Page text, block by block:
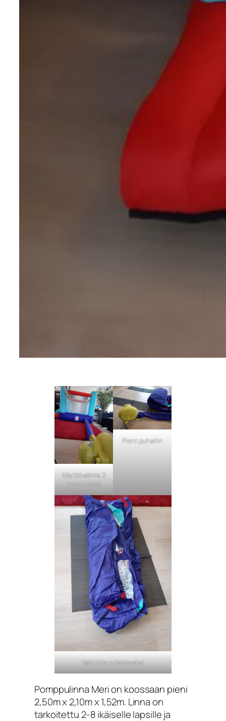
Käyttövalmis 2
minuutissa
Pieni puhallin
Valmiina rullattavaksi
Pomppulinna Meri on koossaan pieni
2,50m x 2,10m x 1,52m. Linna on
tarkoitettu 2-8 ikäiselle lapsille ja